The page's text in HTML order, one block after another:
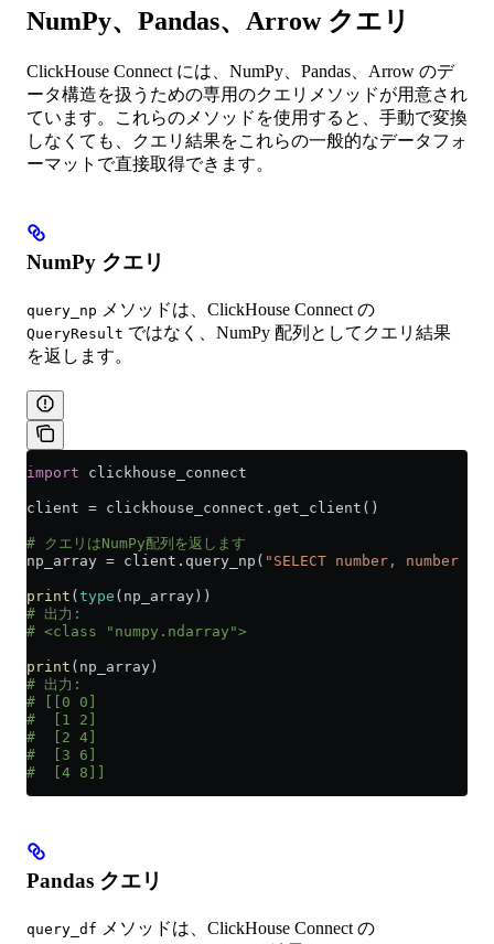
NumPy、Pandas、Arrow クエリ
ClickHouse Connect には、NumPy、Pandas、Arrow のデ
ータ構造を扱うための専用のクエリメソッドが用意され
ています。これらのメソッドを使用すると、手動で変換
しなくても、クエリ結果をこれらの一般的なデータフォ
ーマットで直接取得できます。
NumPy クエリ
query_np メソッドは、ClickHouse Connect の
QueryResult ではなく、NumPy 配列としてクエリ結果
を返します。
import clickhouse_connect
client = clickhouse_connect.get_client()
# クエリはNumPy配列を返します
np_array = client.query_np( "SELECT number, number *
print ( type (np_array))
# 出力:
# <class "numpy.ndarray">
print (np_array)
# 出力:
# [[0 0]
#  [1 2]
#  [2 4]
#  [3 6]
#  [4 8]]
Pandas クエリ
query_df メソッドは、ClickHouse Connect の